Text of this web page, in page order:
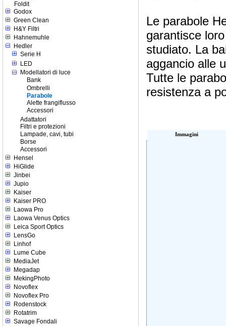
Foldit
Godox
Green Clean
H&Y Filtri
Hahnemuhle
Hedler
Serie H
LED
Modellatori di luce
Bank
Ombrelli
Parabole
Alette frangiflusso
Accessori
Adattatori
Filtri e protezioni
Lampade, cavi, tubi
Borse
Accessori
Hensel
HiGlide
Jinbei
Jupio
Kaiser
Kaiser PRO
Laowa Pro
Laowa Venus Optics
Leica Sport Optics
LensGo
Linhof
Lume Cube
MediaJet
Megadap
MekingPhoto
Novoflex
Novoflex Pro
Rodenstock
Rotatrim
Savage Fondali
Le parabole
garantisce
studiato. La
aggancio alle
Tutte le
resistenza a
Immagini